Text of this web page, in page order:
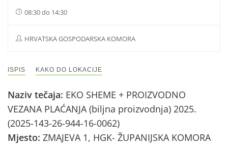
08:30 do 14:30
HRVATSKA GOSPODARSKA KOMORA
ISPIS KAKO DO LOKACIJE
Naziv tečaja: EKO SHEME + PROIZVODNO
VEZANA PLAĆANJA (biljna proizvodnja) 2025.
(2025-143-26-944-16-0062)
Mjesto: ZMAJEVA 1, HGK- ŽUPANIJSKA KOMORA